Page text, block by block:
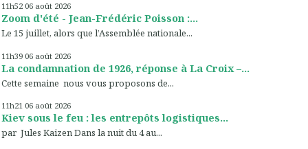
11h52 06 août 2026
Zoom d'été - Jean-Frédéric Poisson :...
Le 15 juillet, alors que l’Assemblée nationale...
11h39 06 août 2026
La condamnation de 1926, réponse à La Croix –...
Cette semaine nous vous proposons de...
11h21 06 août 2026
Kiev sous le feu : les entrepôts logistiques...
par Jules Kaizen Dans la nuit du 4 au...